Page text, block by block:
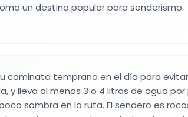
un destino popular para senderismo.
caminata temprano en el día para
y lleva al menos 3 o 4 litros de agua por
sombra en la ruta. El sendero es